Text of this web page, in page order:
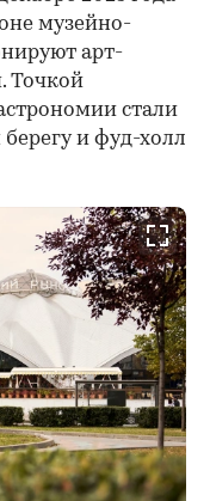
музейно-
арт-
Точкой
стали
и фуд-холл